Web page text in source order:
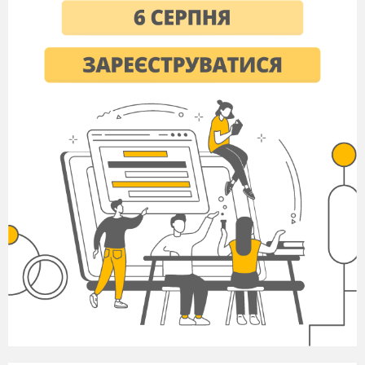
Жанри лірики?
Поняття романтизму (ідейне та
художнє направлення в європейській
та американській культурі в 18ст.
Романтизм стверджує культ природи,
Поняття символізму (одна із
найкрупніших течій кінця 19 ст.
початку 20. Проголосили основою
творчості символ. Головна ознака
підміна образів символами, натяками,
недомовленнями)
Що таке декаданс? (напрям у
літературі, загальна назва кризових
явищ у мистецтві та культури кінця 19
ст. – початку 20 ст.Період декадансу
позначений настроями безнадії,
розчарування, занепадом життєвих
сил, естетизмом. Декаданський герой
відчуженість у світі, трату моральних